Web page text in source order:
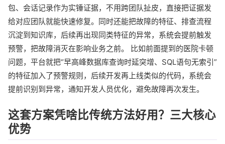
包、会话记录作为实锤证据，不用跨团队扯皮，直接把证据发
给对应团队就能快速修复。同时还能把故障的特征、排查流程
沉淀到知识库，后续再出现同类特征的异常，系统会提前触发
预警，把故障消灭在影响业务之前。 比如前面提到的医院卡顿
问题，平台就把“早高峰数据库查询时延突增、SQL语句无索引”
的特征加入了预警规则，后续开发再上线类似的代码，系统会
提前识别到异常，通知开发人员优化，避免故障再次发生。
这套方案凭啥比传统方法好用？三大核心
优势